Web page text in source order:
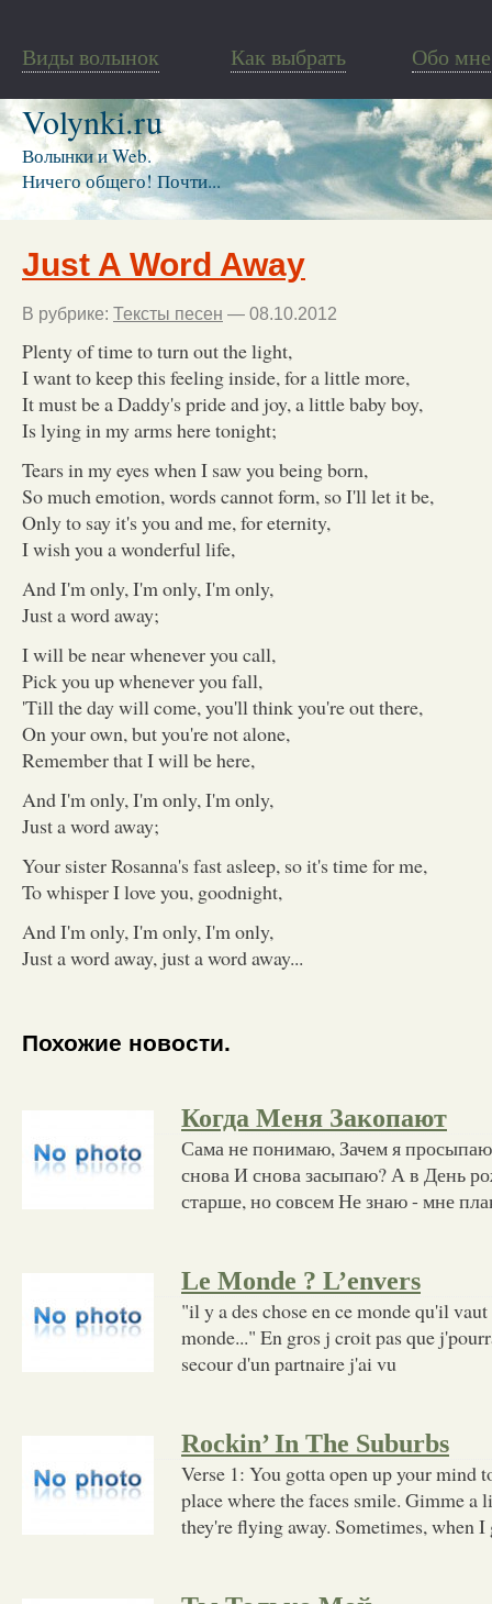
Виды волынок Как выбрать Обо мне
Volynki.ru
Волынки и Web.
Ничего общего! Почти...
Just A Word Away
В рубрике: Тексты песен — 08.10.2012
Plenty of time to turn out the light,
I want to keep this feeling inside, for a little more,
It must be a Daddy's pride and joy, a little baby boy,
Is lying in my arms here tonight;
Tears in my eyes when I saw you being born,
So much emotion, words cannot form, so I'll let it be,
Only to say it's you and me, for eternity,
I wish you a wonderful life,
And I'm only, I'm only, I'm only,
Just a word away;
I will be near whenever you call,
Pick you up whenever you fall,
'Till the day will come, you'll think you're out there,
On your own, but you're not alone,
Remember that I will be here,
And I'm only, I'm only, I'm only,
Just a word away;
Your sister Rosanna's fast asleep, so it's time for me,
To whisper I love you, goodnight,
And I'm only, I'm only, I'm only,
Just a word away, just a word away...
Похожие новости.
Когда Меня Закопают
Сама не понимаю, Зачем я
снова И снова засыпаю? А в День
старше, но совсем Не знаю - мне
Le Monde ? L’envers
"il y a des chose en ce monde qu'il
monde..." En gros j croit pas que
secour d'un partnaire j'ai vu
Rockin’ In The Suburbs
Verse 1: You gotta open up your mind
place where the faces smile. Gimme a
they're flying away. Sometimes, when